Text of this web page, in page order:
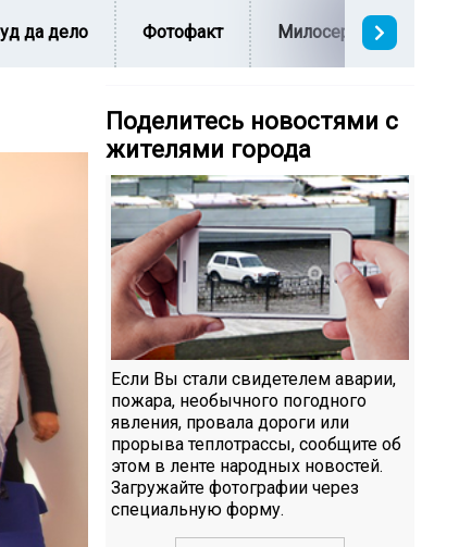
да дело Фотофакт Милосердие
Поделитесь новостями с
жителями города
Если Вы стали свидетелем аварии,
пожара, необычного погодного
явления, провала дороги или
прорыва теплотрассы, сообщите об
этом в ленте народных новостей.
Загружайте фотографии через
специальную форму.